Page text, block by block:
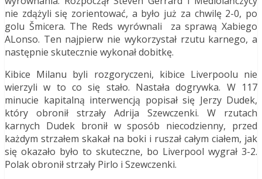
nie zdążyli się zorientować, a było już za chwilę 2-0, po
golu Šmicera. The Reds wyrównali za sprawą Xabiego
ALonso. Ten najpierw nie wykorzystał rzutu karnego, a
następnie skutecznie wykonał dobitkę.
Kibice Milanu byli rozgoryczeni, kibice Liverpoolu nie
wierzyli w to co się stało. Nastała dogrywka. W 117
minucie kapitalną interwencją popisał się Jerzy Dudek,
który obronił strzały Adrija Szewczenki. W rzutach
karnych Dudek bronił w sposób niecodzienny, przed
każdym strzałem skakał na boki i ruszał całym ciałem, jak
się okazało było to skuteczne, bo Liverpool wygrał 3-2.
Polak obronił strzały Pirlo i Szewczenki.